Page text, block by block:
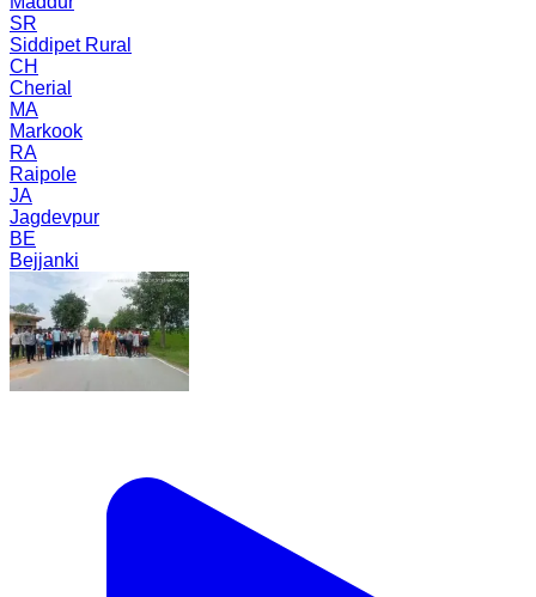
SR
Siddipet Rural
CH
Cherial
MA
Markook
RA
Raipole
JA
Jagdevpur
BE
Bejjanki